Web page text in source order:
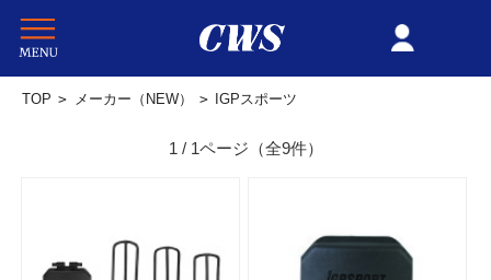
TOP > メーカー（NEW） > IGPスポーツ
1 / 1ページ （全9件）